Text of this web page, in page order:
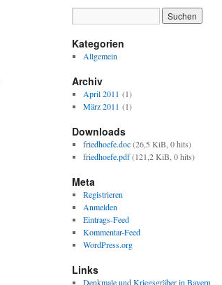
Kategorien
Allgemein
Archiv
April 2011 (1)
März 2011 (1)
Downloads
friedhoefe.doc(26,5 KiB, 0 hits)
friedhoefe.pdf(121,2 KiB, 0 hits)
Meta
Registrieren
Anmelden
Eintrags-Feed
Kommentar-Feed
WordPress.org
Links
Denkmale und Kriegsgräber in Bayern